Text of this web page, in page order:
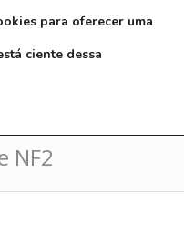
NF2
para oferecer uma
ciente dessa